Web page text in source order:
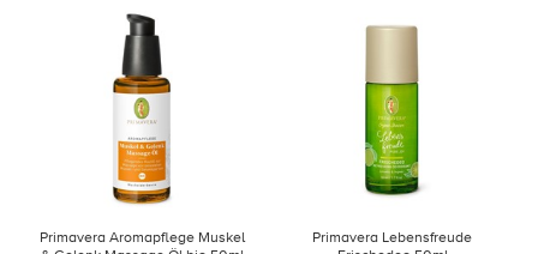
Primavera Aromapflege Muskel
Primavera Lebensfreude